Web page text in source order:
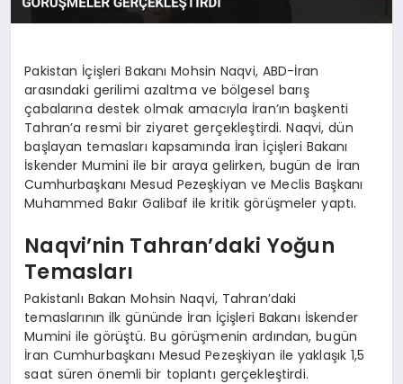
Pakistan İçişleri Bakanı Mohsin Naqvi, ABD-İran
arasındaki gerilimi azaltma ve bölgesel barış
çabalarına destek olmak amacıyla İran’ın başkenti
Tahran’a resmi bir ziyaret gerçekleştirdi. Naqvi, dün
başlayan temasları kapsamında İran İçişleri Bakanı
İskender Mumini ile bir araya gelirken, bugün de İran
Cumhurbaşkanı Mesud Pezeşkiyan ve Meclis Başkanı
Muhammed Bakır Galibaf ile kritik görüşmeler yaptı.
Naqvi’nin Tahran’daki Yoğun
Temasları
Pakistanlı Bakan Mohsin Naqvi, Tahran’daki
temaslarının ilk gününde İran İçişleri Bakanı İskender
Mumini ile görüştü. Bu görüşmenin ardından, bugün
İran Cumhurbaşkanı Mesud Pezeşkiyan ile yaklaşık 1,5
saat süren önemli bir toplantı gerçekleştirdi.